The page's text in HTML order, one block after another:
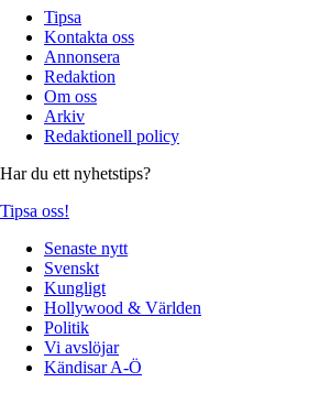
Tipsa
Kontakta oss
Annonsera
Redaktion
Om oss
Arkiv
Redaktionell policy
Har du ett nyhetstips?
Tipsa oss!
Senaste nytt
Svenskt
Kungligt
Hollywood & Världen
Politik
Vi avslöjar
Kändisar A-Ö